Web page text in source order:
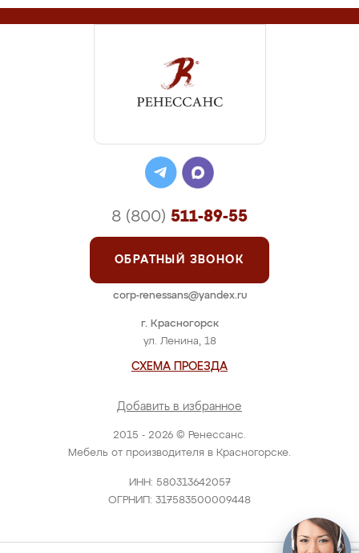
2015 - 2026 © Ренессанс.
Мебель от производителя в Красногорске.
ИНН: 580313642057
ОГРНИП: 317583500009448
г. Красногорск
ул. Ленина, 18
СХЕМА ПРОЕЗДА
Добавить в избранное
8 (800) 511-89-55
ОБРАТНЫЙ ЗВОНОК
corp-renessans@yandex.ru